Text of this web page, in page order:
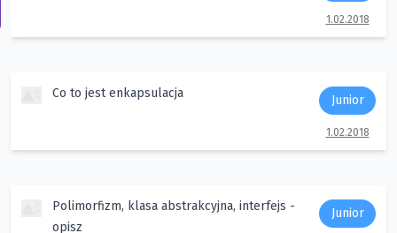
1.02.2018
Co to jest enkapsulacja Junior
1.02.2018
Polimorfizm, klasa abstrakcyjna, interfejs -
opisz
Junior